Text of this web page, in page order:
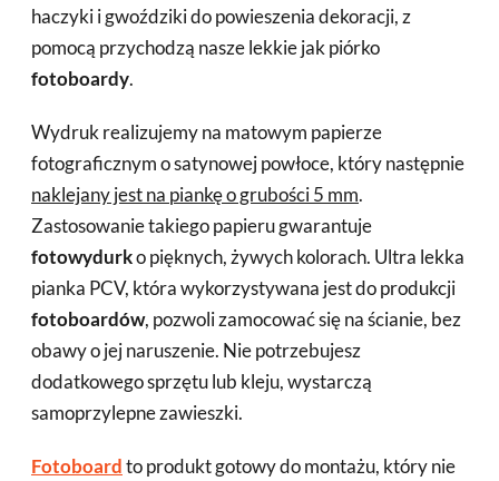
haczyki i gwoździki do powieszenia dekoracji, z
pomocą przychodzą nasze lekkie jak piórko
fotoboardy.
Wydruk realizujemy na matowym papierze
fotograficznym o satynowej powłoce, który następnie
naklejany jest na piankę o grubości 5 mm.
Zastosowanie takiego papieru gwarantuje
fotowydurko pięknych, żywych kolorach. Ultra lekka
pianka PCV, która wykorzystywana jest do produkcji
fotoboardów, pozwoli zamocować się na ścianie, bez
obawy o jej naruszenie. Nie potrzebujesz
dodatkowego sprzętu lub kleju, wystarczą
samoprzylepne zawieszki.
Fotoboardto produkt gotowy do montażu, który nie